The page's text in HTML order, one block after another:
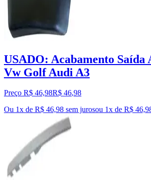
USADO: Acabamento Saída
Vw Golf Audi A3
Preço R$ 46,98R$ 46,98
Ou 1x de R$ 46,98 sem jurosou 1x de R$